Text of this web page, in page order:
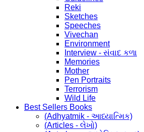
Reki
Sketches
Speeches
Vivechan
Environment
Interview - સંવાદ કળા
Memories
Mother
Pen Portraits
Terrorism
Wild Life
Best Sellers Books
(Adhyatmik - આધ્યાત્મિક)
(Articles - લેખો)